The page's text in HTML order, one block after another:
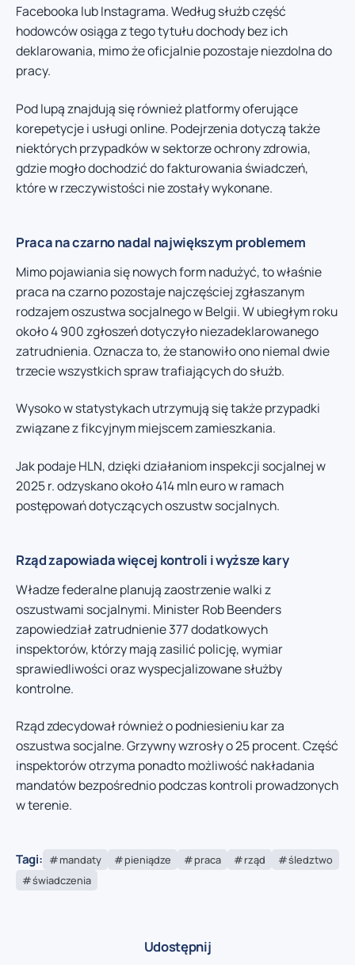
Facebooka lub Instagrama. Według służb część
hodowców osiąga z tego tytułu dochody bez ich
deklarowania, mimo że oficjalnie pozostaje niezdolna do
pracy.
Pod lupą znajdują się również platformy oferujące
korepetycje i usługi online. Podejrzenia dotyczą także
niektórych przypadków w sektorze ochrony zdrowia,
gdzie mogło dochodzić do fakturowania świadczeń,
które w rzeczywistości nie zostały wykonane.
Praca na czarno nadal największym problemem
Mimo pojawiania się nowych form nadużyć, to właśnie
praca na czarno pozostaje najczęściej zgłaszanym
rodzajem oszustwa socjalnego w Belgii. W ubiegłym roku
około 4 900 zgłoszeń dotyczyło niezadeklarowanego
zatrudnienia. Oznacza to, że stanowiło ono niemal dwie
trzecie wszystkich spraw trafiających do służb.
Wysoko w statystykach utrzymują się także przypadki
związane z fikcyjnym miejscem zamieszkania.
Jak podaje HLN, dzięki działaniom inspekcji socjalnej w
2025 r. odzyskano około 414 mln euro w ramach
postępowań dotyczących oszustw socjalnych.
Rząd zapowiada więcej kontroli i wyższe kary
Władze federalne planują zaostrzenie walki z
oszustwami socjalnymi. Minister Rob Beenders
zapowiedział zatrudnienie 377 dodatkowych
inspektorów, którzy mają zasilić policję, wymiar
sprawiedliwości oraz wyspecjalizowane służby
kontrolne.
Rząd zdecydował również o podniesieniu kar za
oszustwa socjalne. Grzywny wzrosły o 25 procent. Część
inspektorów otrzyma ponadto możliwość nakładania
mandatów bezpośrednio podczas kontroli prowadzonych
w terenie.
Tagi: mandaty pieniądze praca rząd
śledztwo
świadczenia
Udostępnij